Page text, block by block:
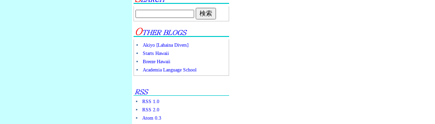
Akiyo [Lahaina Divers]
Starts Hawaii
Breeze Hawaii
Academia Language School
RSS 1.0
RSS 2.0
Atom 0.3